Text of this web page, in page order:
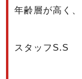
年齢層が高く
スタッフS.S